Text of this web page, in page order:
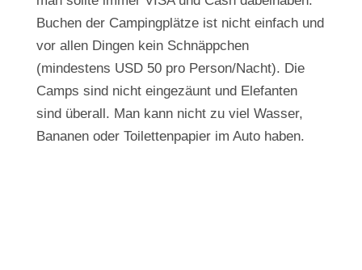
Buchen der Campingplätze ist nicht einfach und
vor allen Dingen kein Schnäppchen
(mindestens USD 50 pro Person/Nacht). Die
Camps sind nicht eingezäunt und Elefanten
sind überall. Man kann nicht zu viel Wasser,
Bananen oder Toilettenpapier im Auto haben.